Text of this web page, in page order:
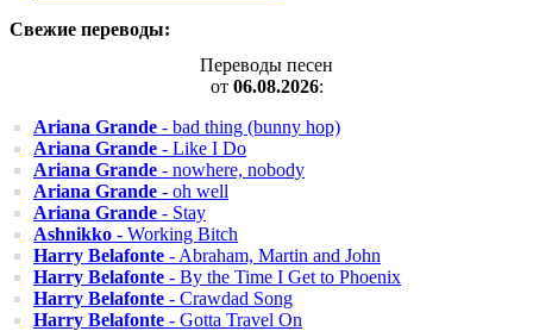
Свежие переводы:
Переводы песен
от 06.08.2026:
Ariana Grande - bad thing (bunny hop)
Ariana Grande - Like I Do
Ariana Grande - nowhere, nobody
Ariana Grande - oh well
Ariana Grande - Stay
Ashnikko - Working Bitch
Harry Belafonte - Abraham, Martin and John
Harry Belafonte - By the Time I Get to Phoenix
Harry Belafonte - Crawdad Song
Harry Belafonte - Gotta Travel On